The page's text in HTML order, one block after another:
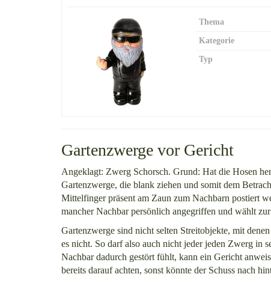
Thema
Kategorie
Typ
Gartenzwerge vor Gericht
Angeklagt: Zwerg Schorsch. Grund: Hat die Hosen
Gartenzwerge, die blank ziehen und somit dem
Mittelfinger präsent am Zaun zum Nachbarn postiert
mancher Nachbar persönlich angegriffen und wählt
Gartenzwerge sind nicht selten Streitobjekte, mit
es nicht. So darf also auch nicht jeder jeden Zwerg in
Nachbar dadurch gestört fühlt, kann ein Gericht
bereits darauf achten, sonst könnte der Schuss nach